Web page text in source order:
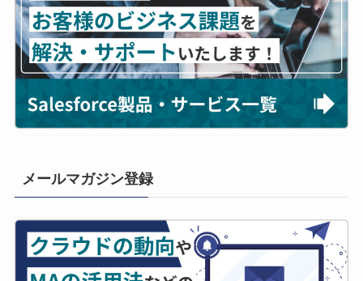
メールマガジン登録